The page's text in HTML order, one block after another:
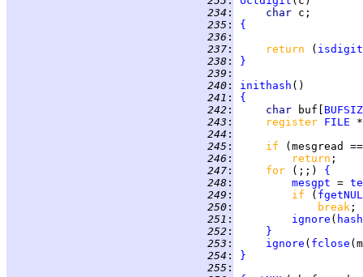
234 : char
235 :
{
236 :
237 : return ( isdigit
238 :
}
239 :
240 : inithash
241 :
{
242 : char buf[ BUFSIZ
243 : register FILE
244 :
245 : if
(mesgread
246 : return
247 : for (;;) {
248 : mesgpt =
249 : if ( fgetNUL
250 : break
251 : ignore (
252 :
}
253 : ignore ( fclose
254 :
}
255 :